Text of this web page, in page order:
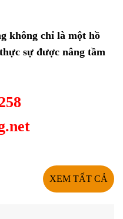
không chỉ là một hồ
sự được nâng tầm
XEM TẤT CẢ